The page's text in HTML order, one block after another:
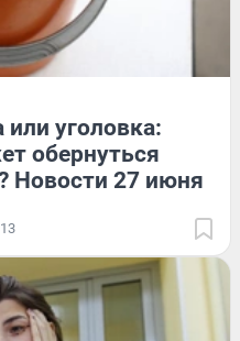
уголовка:
обернуться
Новости 27 июня
13